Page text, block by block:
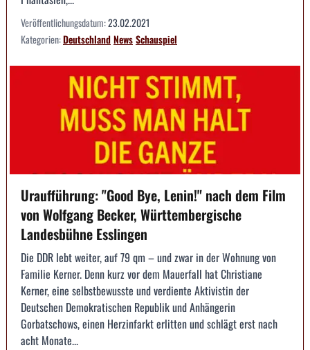
Veröffentlichungsdatum:23.02.2021
Kategorien:DeutschlandNewsSchauspiel
Uraufführung: "Good Bye, Lenin!" nach dem Film
von Wolfgang Becker, Württembergische
Landesbühne Esslingen
Die DDR lebt weiter, auf 79 qm – und zwar in der Wohnung von
Familie Kerner. Denn kurz vor dem Mauerfall hat Christiane
Kerner, eine selbstbewusste und verdiente Aktivistin der
Deutschen Demokratischen Republik und Anhängerin
Gorbatschows, einen Herzinfarkt erlitten und schlägt erst nach
acht Monate...